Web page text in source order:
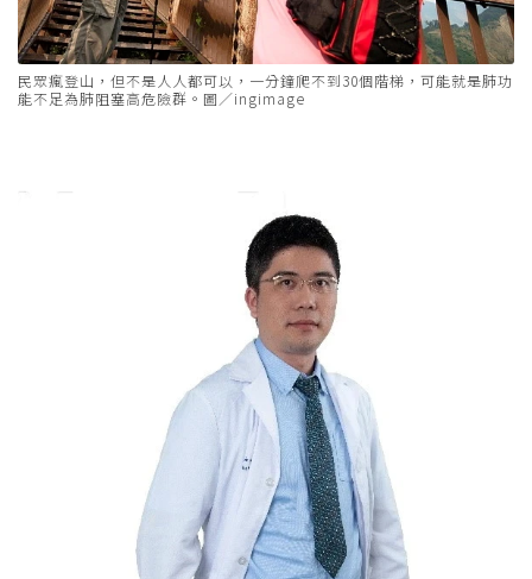
民眾瘋登山，但不是人人都可以，一分鐘爬不到30個階梯，可能就是肺功
能不足為肺阻塞高危險群。圖／ingimage